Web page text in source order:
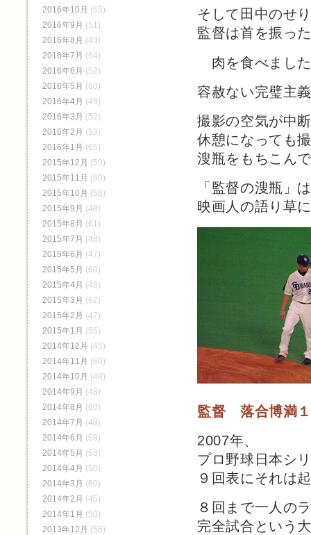
そして田中のせ
監督は首を振っ
肉を食べまし
容赦ない完璧主
撮影の空気が中
休憩になっても
溲瓶をもちこん
「監督の溲瓶」
映画人の語り草
監督 落合博満
2007年、
プロ野球日本シ
９回表にそれは
８回まで一人の
完全試合という
2016年10月 (65)
2016年9月 (51)
2016年8月 (43)
2016年7月 (64)
2016年6月 (52)
2016年5月 (60)
2016年4月 (49)
2016年3月 (52)
2016年2月 (53)
2016年1月 (65)
2015年12月 (50)
2015年11月 (60)
2015年10月 (56)
2015年9月 (48)
2015年8月 (61)
2015年7月 (48)
2015年6月 (47)
2015年5月 (60)
2015年4月 (48)
2015年3月 (62)
2015年2月 (47)
2015年1月 (55)
2014年12月 (45)
2014年11月 (60)
2014年10月 (48)
2014年9月 (48)
2014年8月 (60)
2014年7月 (48)
2014年6月 (58)
2014年5月 (53)
2014年4月 (50)
2014年3月 (60)
2014年2月 (45)
2014年1月 (50)
2013年12月 (56)